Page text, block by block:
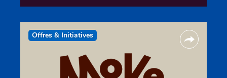
Offres & Initiatives